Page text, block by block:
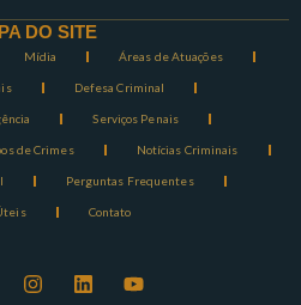
DO SITE
Mídia Áreas de Atuações
Defesa Criminal
Serviços Penais
de Crimes Notícias Criminais
Perguntas Frequentes
Contato